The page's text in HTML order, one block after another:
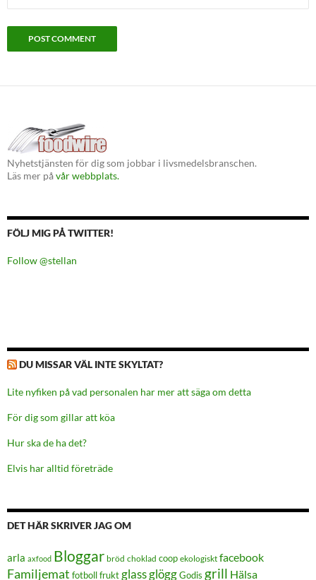
Nyhetstjänsten för dig som jobbar i livsmedelsbranschen.
Läs mer påvår webbplats.
FÖLJ MIG PÅ TWITTER!
Follow @stellan
DU MISSAR VÄL INTE SKYLTAT?
Lite nyfiken på vad personalen har mer att säga om detta
För dig som gillar att köa
Hur ska de ha det?
Elvis har alltid företräde
DET HÄR SKRIVER JAG OM
arla axfood Bloggar bröd choklad coop ekologiskt facebook
Familjemat fotboll fruktglassglöggGodis grill Hälsa